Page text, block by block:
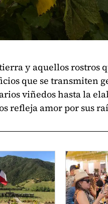
y aquellos rostros
que se transmiten
viñedos hasta la
refleja amor por sus